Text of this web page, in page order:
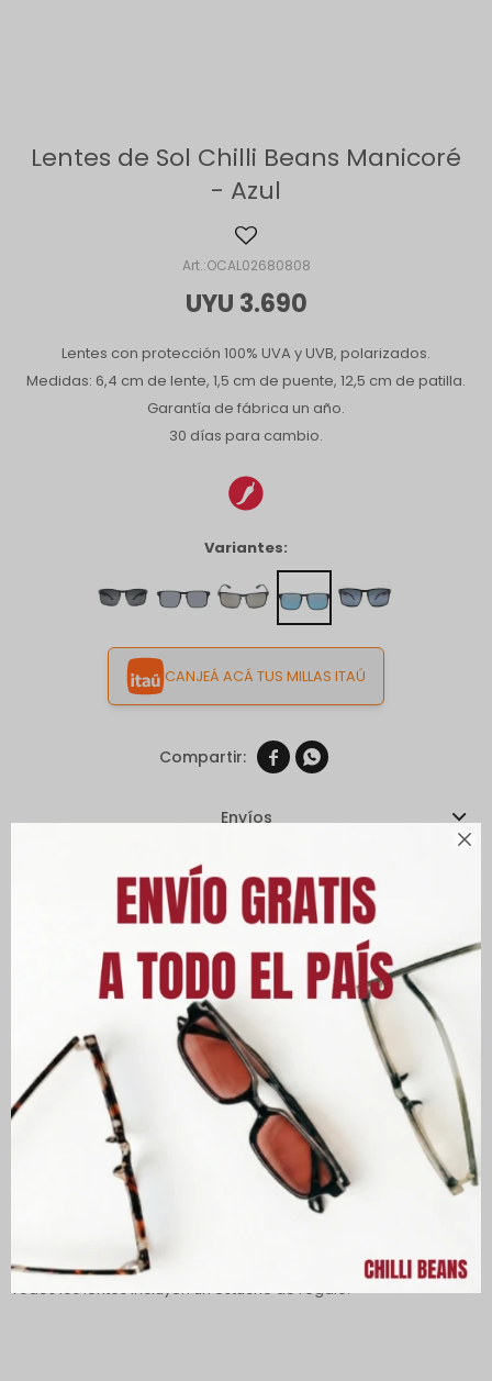

Lentes de Sol Chilli Beans Manicoré
- Azul
OCAL02680808
UYU 3.690
Lentes con protección 100% UVA y UVB, polarizados.
Medidas: 6,4 cm de lente, 1,5 cm de puente, 12,5 cm de patilla.
Garantía de fábrica un año.
30 días para cambio.
Variantes:
CANJEÁ ACÁ TUS MILLAS ITAÚ
 
Envíos
Cambios y Devoluciones
Medios de pago
Características
Descripción
Los lentes ofrecen protección 100 % UVA y UVB, protegiendo tus
ojos de los rayos dañinos del sol y reduciendo el riesgo de
desarrollar enfermedades oculares.
Todos los lentes incluyen un estuche de regalo.